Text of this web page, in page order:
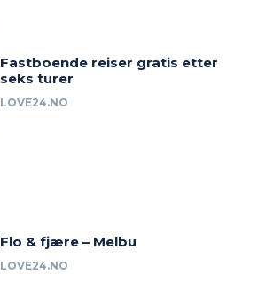
Fastboende reiser gratis etter
seks turer
LOVE24.NO
Flo & fjære – Melbu
LOVE24.NO